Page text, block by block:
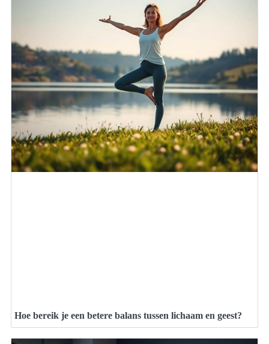
Hoe bereik je een betere balans tussen lichaam en geest?